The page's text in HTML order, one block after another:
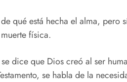
qué está hecha el alma, pero
física.
dice que Dios creó al ser
se habla de la